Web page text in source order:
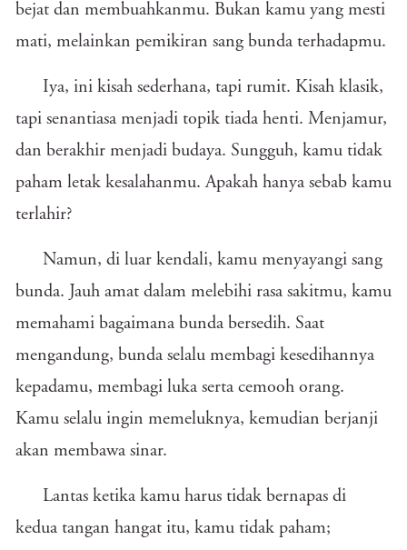
bejat dan membuahkanmu. Bukan kamu yang mesti
mati, melainkan pemikiran sang bunda terhadapmu.
Iya, ini kisah sederhana, tapi rumit. Kisah klasik,
tapi senantiasa menjadi topik tiada henti. Menjamur,
dan berakhir menjadi budaya. Sungguh, kamu tidak
paham letak kesalahanmu. Apakah hanya sebab kamu
terlahir?
Namun, di luar kendali, kamu menyayangi sang
bunda. Jauh amat dalam melebihi rasa sakitmu, kamu
memahami bagaimana bunda bersedih. Saat
mengandung, bunda selalu membagi kesedihannya
kepadamu, membagi luka serta cemooh orang.
Kamu selalu ingin memeluknya, kemudian berjanji
akan membawa sinar.
Lantas ketika kamu harus tidak bernapas di
kedua tangan hangat itu, kamu tidak paham;